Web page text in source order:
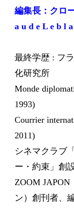
編集長：クロ
a u d e L e b l
最終学歴 : フ
化研究所
Monde
1993)
Courrier
2011)
シネマクラブ
ー・約束」創
ZOOM
ン）創刊者、